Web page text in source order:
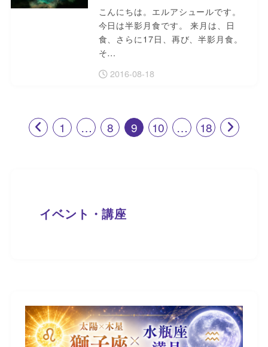
こんにちは。エルアシュールです。
今日は半影月食です。 来月は、日
食、さらに17日、再び、半影月食。
そ…
2016-08-18
1 … 8 9 10 … 18
イベント・講座